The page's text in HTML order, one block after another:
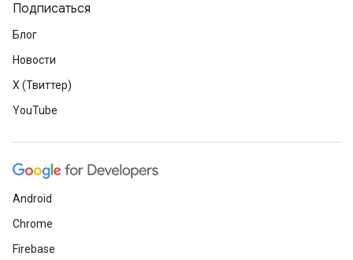
Подписаться
Блог
Новости
X (Твиттер)
YouTube
Android
Chrome
Firebase